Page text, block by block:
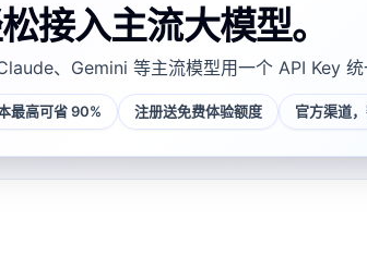
接入主流大模型。
、Gemini 等主流模型用一个 API Key 统
最高可省 90% 注册送免费体验额度 官方渠道